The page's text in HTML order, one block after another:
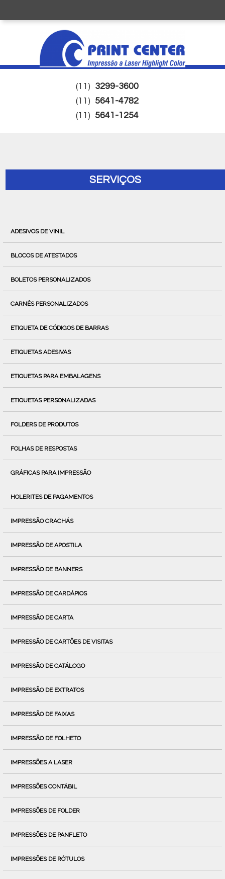
(11) 3299-3600
(11) 5641-4782
(11) 5641-1254
SERVIÇOS
ADESIVOS DE VINIL
BLOCOS DE ATESTADOS
BOLETOS PERSONALIZADOS
CARNÊS PERSONALIZADOS
ETIQUETA DE CÓDIGOS DE BARRAS
ETIQUETAS ADESIVAS
ETIQUETAS PARA EMBALAGENS
ETIQUETAS PERSONALIZADAS
FOLDERS DE PRODUTOS
FOLHAS DE RESPOSTAS
GRÁFICAS PARA IMPRESSÃO
HOLERITES DE PAGAMENTOS
IMPRESSÃO CRACHÁS
IMPRESSÃO DE APOSTILA
IMPRESSÃO DE BANNERS
IMPRESSÃO DE CARDÁPIOS
IMPRESSÃO DE CARTA
IMPRESSÃO DE CARTÕES DE VISITAS
IMPRESSÃO DE CATÁLOGO
IMPRESSÃO DE EXTRATOS
IMPRESSÃO DE FAIXAS
IMPRESSÃO DE FOLHETO
IMPRESSÕES A LASER
IMPRESSÕES CONTÁBIL
IMPRESSÕES DE FOLDER
IMPRESSÕES DE PANFLETO
IMPRESSÕES DE RÓTULOS